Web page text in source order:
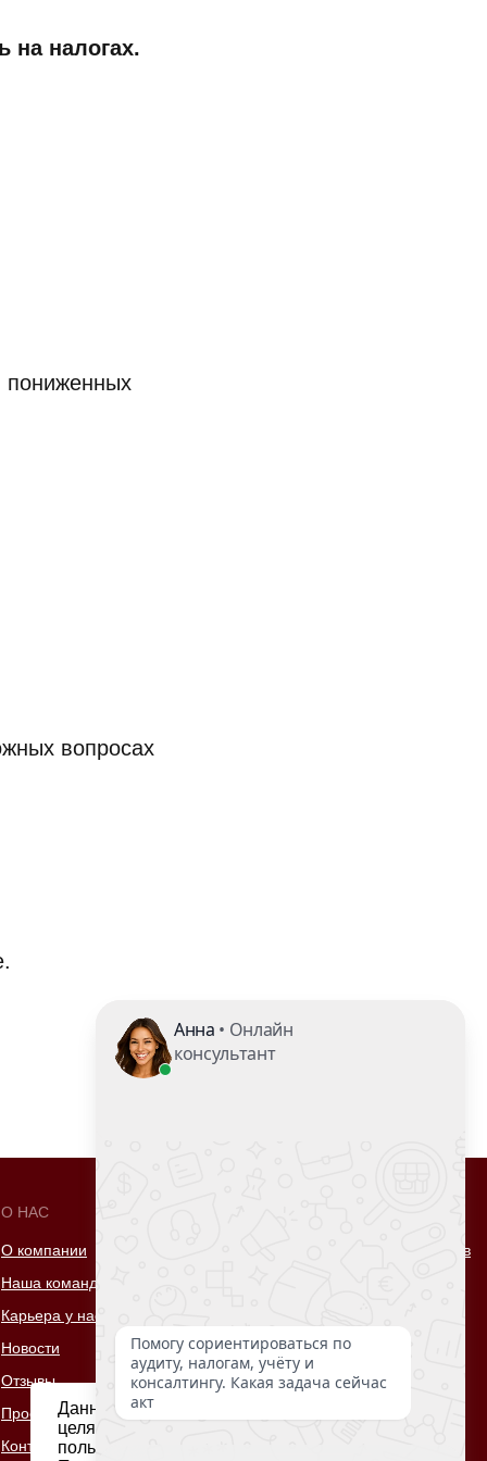
Данный веб-сайт использует cookie-файлы в
целях предоставления вам лучшего
пользовательского опыта на нашем сайте.
на налогах.
пониженных
вопросах
О НАС
620014, Екатеринбург,
проспект Ленина, 8 ,эт.11
Пн-Пт с 9:00 до 18:00
Российский союз налогоплательщиков
О компании
Наша команда
Карьера у нас
Новости
Отзывы
Проекты
Контакты